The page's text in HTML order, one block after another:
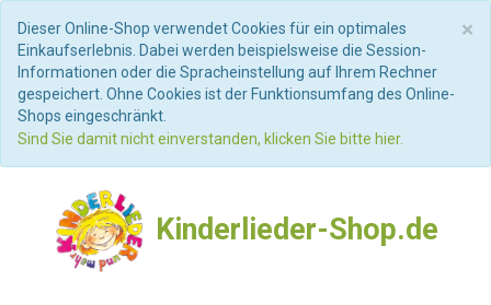
×
Dieser Online-Shop verwendet Cookies für ein optimales
Einkaufserlebnis. Dabei werden beispielsweise die Session-
Informationen oder die Spracheinstellung auf Ihrem Rechner
gespeichert. Ohne Cookies ist der Funktionsumfang des Online-
Shops eingeschränkt.
Sind Sie damit nicht einverstanden, klicken Sie bitte hier.
Kinderlieder-Shop.de